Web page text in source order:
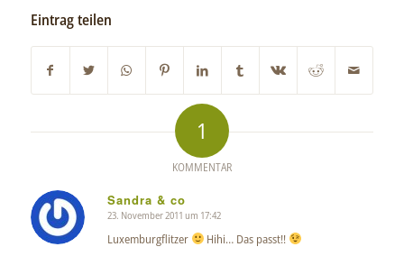
Eintrag teilen
1
KOMMENTAR
Sandra & co
sagte:
23. November 2011 um 17:42
Luxemburgflitzer Hihi… Das passt!!